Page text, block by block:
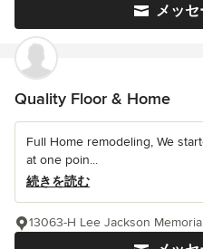
メッ
Quality Floor & Home
Full Home remodeling, We
at one poin...
続きを読む
13063-H Lee Jackson